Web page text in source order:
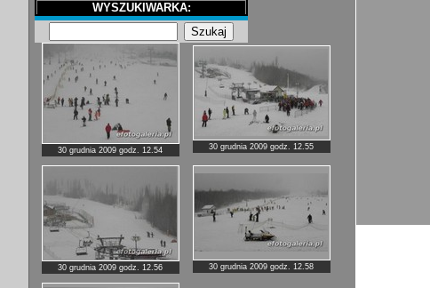
WYSZUKIWARKA:
30 grudnia 2009 godz. 12.54 30 grudnia 2009 godz. 12.55
30 grudnia 2009 godz. 12.56 30 grudnia 2009 godz. 12.58